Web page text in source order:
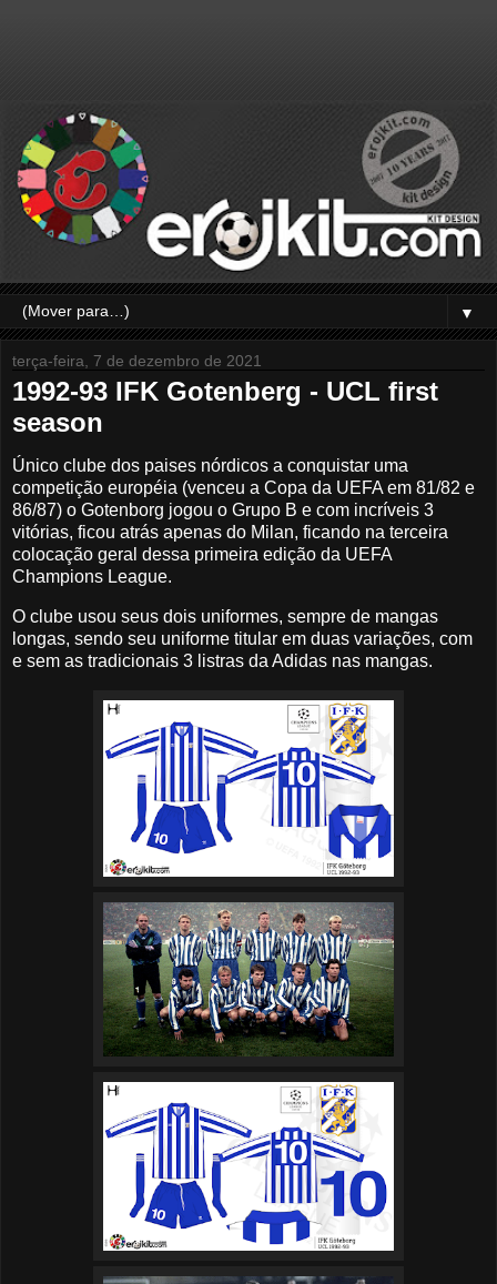
▼
terça-feira, 7 de dezembro de 2021
1992-93 IFK Gotenberg - UCL first
season
Único clube dos paises nórdicos a conquistar uma
competição européia (venceu a Copa da UEFA em 81/82 e
86/87) o Gotenborg jogou o Grupo B e com incríveis 3
vitórias, ficou atrás apenas do Milan, ficando na terceira
colocação geral dessa primeira edição da UEFA
Champions League.
O clube usou seus dois uniformes, sempre de mangas
longas, sendo seu uniforme titular em duas variações, com
e sem as tradicionais 3 listras da Adidas nas mangas.